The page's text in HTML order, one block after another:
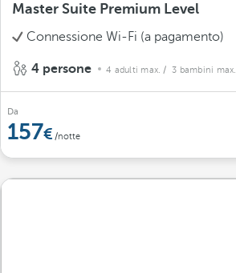
Master Suite Premium Level
Connessione Wi-Fi (a pagamento)
4 persone 4 adulti max. / 3 bambini max.
Da
157 /notte